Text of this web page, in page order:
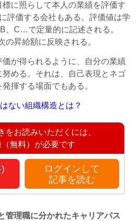
に照らして本人の業績を評価す
評価する会社もある。評価値は学
、C…で定量的に記述される。
昇給額に反映される。
が得られるように、自分の業績
める。それは、自己表現とネゴ
揮する場面でもある。
ない組織構造とは？
をお読みいただくには、
無料）が必要です
ログインして
記事を読む
管理職に分かれたキャリアパス